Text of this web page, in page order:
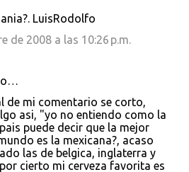
LuisRodolfo
de 2008 a las 10:26 p.m.
de mi comentario se corto,
asi, "yo no entiendo como la
puede decir que la mejor
es la mexicana?, acaso
las de belgica, inglaterra y
cierto mi cerveza favorita es